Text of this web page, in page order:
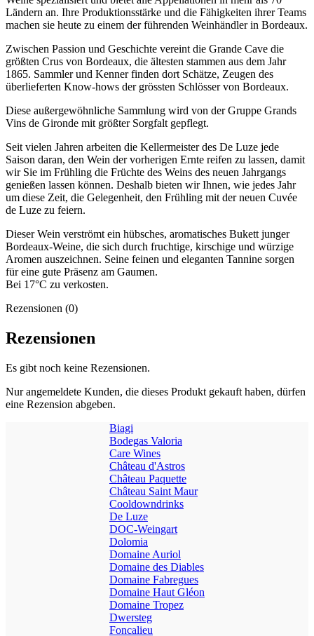
Ländern an. Ihre Produktionsstärke und die Fähigkeiten ihrer Teams
machen sie heute zu einem der führenden Weinhändler in Bordeaux.
Zwischen Passion und Geschichte vereint die Grande Cave die
größten Crus von Bordeaux, die ältesten stammen aus dem Jahr
1865. Sammler und Kenner finden dort Schätze, Zeugen des
überlieferten Know-hows der grössten Schlösser von Bordeaux.
Diese außergewöhnliche Sammlung wird von der Gruppe Grands
Vins de Gironde mit größter Sorgfalt gepflegt.
Seit vielen Jahren arbeiten die Kellermeister des De Luze jede
Saison daran, den Wein der vorherigen Ernte reifen zu lassen, damit
wir Sie im Frühling die Früchte des Weins des neuen Jahrgangs
genießen lassen können. Deshalb bieten wir Ihnen, wie jedes Jahr
um diese Zeit, die Gelegenheit, den Frühling mit der neuen Cuvée
de Luze zu feiern.
Dieser Wein verströmt ein hübsches, aromatisches Bukett junger
Bordeaux-Weine, die sich durch fruchtige, kirschige und würzige
Aromen auszeichnen. Seine feinen und eleganten Tannine sorgen
für eine gute Präsenz am Gaumen.
Bei 17°C zu verkosten.
Rezensionen (0)
Rezensionen
Es gibt noch keine Rezensionen.
Nur angemeldete Kunden, die dieses Produkt gekauft haben, dürfen
eine Rezension abgeben.
Biagi
Bodegas Valoria
Care Wines
Château d'Astros
Château Paquette
Château Saint Maur
Cooldowndrinks
De Luze
DOC-Weingart
Dolomia
Domaine Auriol
Domaine des Diables
Domaine Fabregues
Domaine Haut Gléon
Domaine Tropez
Dwersteg
Foncalieu